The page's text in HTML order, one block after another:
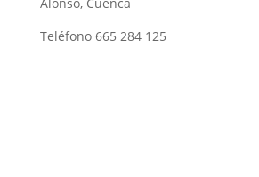
Teléfono 665 284 125